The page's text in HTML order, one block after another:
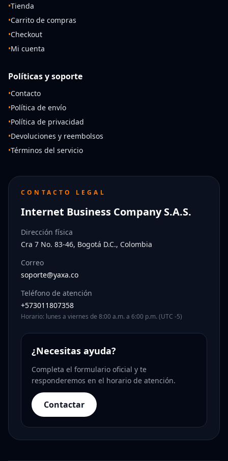
•Tienda
•Carrito de compras
•Checkout
•Mi cuenta
Políticas y soporte
•Contacto
•Política de envío
•Política de privacidad
•Devoluciones y reembolsos
•Términos del servicio
CONTACTO LEGAL
Internet Business Company S.A.S.
Dirección física
Cra 7 No. 83-46, Bogotá D.C., Colombia
Correo
soporte@yaxa.co
Teléfono de atención
+573011807358
Horario: lunes a viernes de 8:00 a.m. a 6:00 p.m. (UTC -5)
¿Necesitas ayuda?
Completa el formulario oficial y te
responderemos en el horario de atención.
Contactar